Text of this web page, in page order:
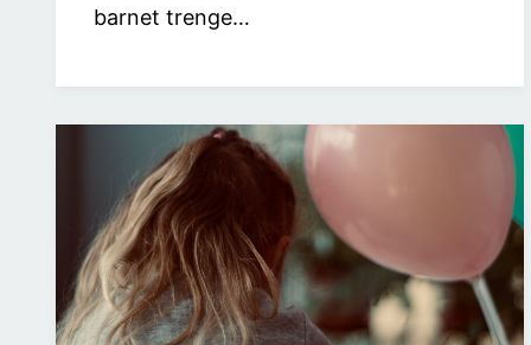
barnet trenge…